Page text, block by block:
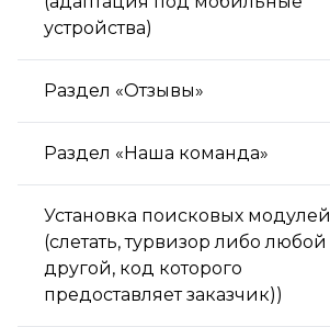
устройства)
Раздел «Отзывы»
Раздел «Наша команда»
Установка поисковых модулей
(слетать, турвизор либо любой
другой, код которого
предоставляет заказчик))